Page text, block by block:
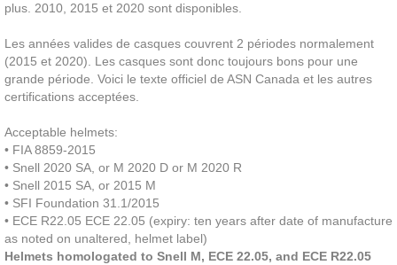
plus. 2010, 2015 et 2020 sont disponibles.
Les années valides de casques couvrent 2 périodes normalement
(2015 et 2020). Les casques sont donc toujours bons pour une
grande période. Voici le texte officiel de ASN Canada et les autres
certifications acceptées.
Acceptable helmets:
• FIA 8859-2015
• Snell 2020 SA, or M 2020 D or M 2020 R
• Snell 2015 SA, or 2015 M
• SFI Foundation 31.1/2015
• ECE R22.05 ECE 22.05 (expiry: ten years after date of manufacture
as noted on unaltered, helmet label)
Helmets homologated to Snell M, ECE 22.05, and ECE R22.05